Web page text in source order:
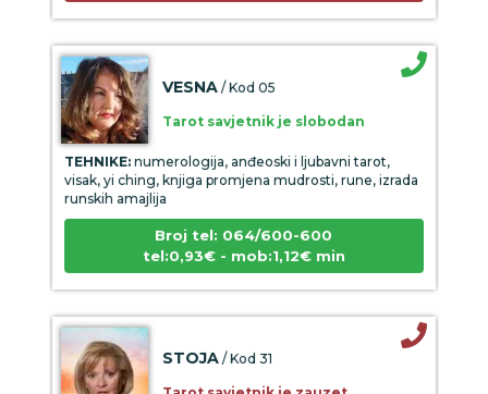
VESNA / Kod 05
Tarot savjetnik je slobodan
TEHNIKE:
numerologija, anđeoski i ljubavni tarot,
visak, yi ching, knjiga promjena mudrosti, rune, izrada
runskih amajlija
Broj tel: 064/600-600
tel:0,93€ - mob:1,12€ min
STOJA / Kod 31
Tarot savjetnik je zauzet